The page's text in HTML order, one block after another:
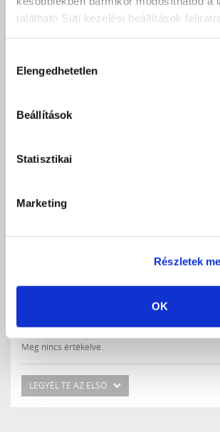
található Süti kezelési beállítások
kiválasztása
Elengedhetetlen
Beállítások
Statisztikai
Marketing
Részletek
OK
ÉRTÉKELÉS,
VÉLEMÉNYEZÉS
0 / 5
Még nincs értékelve.
LEGYÉL TE AZ ELSŐ